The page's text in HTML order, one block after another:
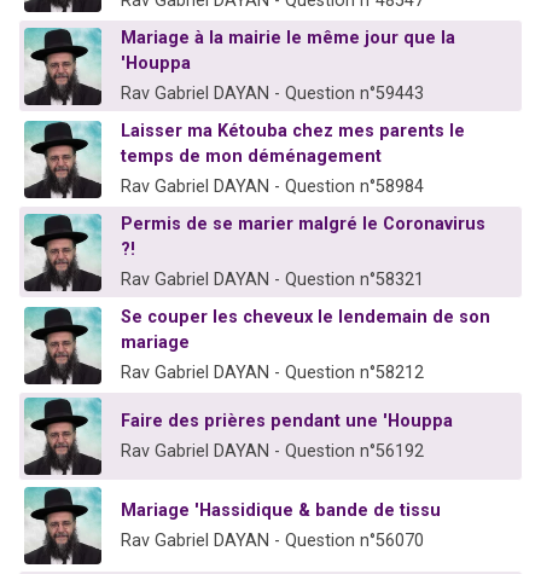
Mariage à la mairie le même jour que la
'Houppa
Rav Gabriel DAYAN - Question n°59443
Laisser ma Kétouba chez mes parents le
temps de mon déménagement
Rav Gabriel DAYAN - Question n°58984
Permis de se marier malgré le Coronavirus
?!
Rav Gabriel DAYAN - Question n°58321
Se couper les cheveux le lendemain de son
mariage
Rav Gabriel DAYAN - Question n°58212
Faire des prières pendant une 'Houppa
Rav Gabriel DAYAN - Question n°56192
Mariage 'Hassidique & bande de tissu
Rav Gabriel DAYAN - Question n°56070